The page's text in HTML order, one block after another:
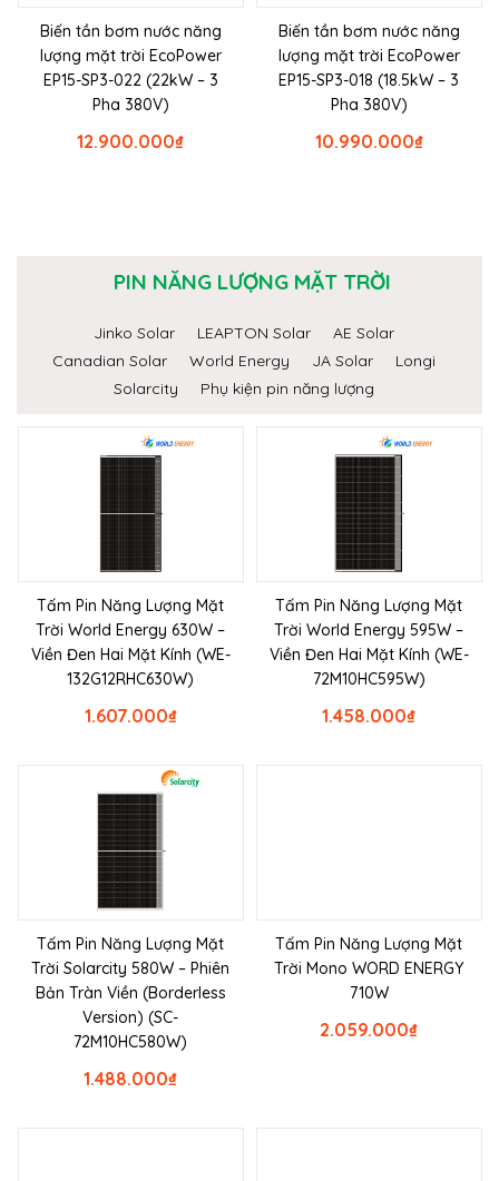
Biến tần bơm nước năng
lượng mặt trời EcoPower
EP15-SP3-022 (22kW – 3
Pha 380V)
₫
12.900.000
Biến tần bơm nước năng
lượng mặt trời EcoPower
EP15-SP3-018 (18.5kW – 3
Pha 380V)
₫
10.990.000
PIN NĂNG LƯỢNG MẶT TRỜI
Jinko Solar LEAPTON Solar
AE Solar
Canadian Solar
World Energy JA Solar
Longi
Solarcity
Phụ kiện pin năng lượng
Tấm Pin Năng Lượng Mặt
Trời World Energy 630W –
Viền Đen Hai Mặt Kính (WE-
132G12RHC630W)
₫
1.607.000
Tấm Pin Năng Lượng Mặt
Trời World Energy 595W –
Viền Đen Hai Mặt Kính (WE-
72M10HC595W)
₫
1.458.000
Tấm Pin Năng Lượng Mặt
Trời Solarcity 580W – Phiên
Bản Tràn Viền (Borderless
Version) (SC-
72M10HC580W)
₫
1.488.000
Tấm Pin Năng Lượng Mặt
Trời Mono WORD ENERGY
710W
₫
2.059.000